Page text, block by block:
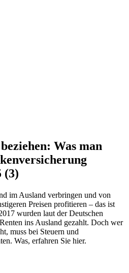
Was man
(3)
im Ausland verbringen und von
Preisen profitieren – das ist
wurden laut der Deutschen
ins Ausland gezahlt. Doch wer
muss bei Steuern und
Was, erfahren Sie hier.